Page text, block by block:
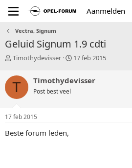
Aanmelden
Vectra, Signum
Geluid Signum 1.9 cdti
T
p
i
s
a
t
Timothydevisser
S
r
a
17 feb 2015
T Timothydevisser
Post best veel
17 feb 2015
Beste forum leden,